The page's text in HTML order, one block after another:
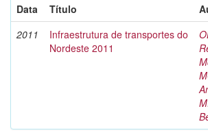
Data
Título
2011
Infraestrutura de transportes do
Nordeste 2011